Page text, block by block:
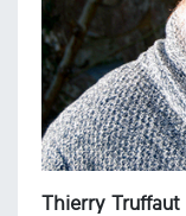
Thierry Truffaut